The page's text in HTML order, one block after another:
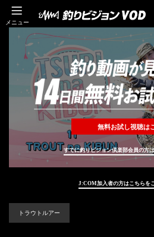
メニュー
無料お試し視聴は
すでに釣りビジョン倶楽部会員の方
J:COM加入者の方はこちらを
トラウトルアー